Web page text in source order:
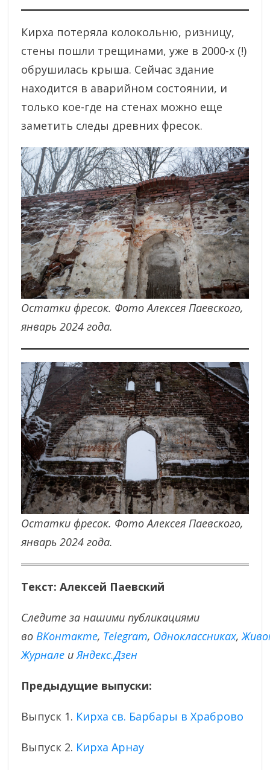
Кирха потеряла колокольню, ризницу,
стены пошли трещинами, уже в 2000-х (!)
обрушилась крыша. Сейчас здание
находится в аварийном состоянии, и
только кое-где на стенах можно еще
заметить следы древних фресок.
Остатки фресок. Фото Алексея Паевского,
январь 2024 года.
Остатки фресок. Фото Алексея Паевского,
январь 2024 года.
Текст: Алексей Паевский
Следите за нашими публикациями
во ВКонтакте, Тelegram, Одноклассниках,
Журнале иЯндекс.Дзен
Предыдущие выпуски:
Выпуск 1. Кирха св. Барбары в Храброво
Выпуск 2. Кирха Арнау